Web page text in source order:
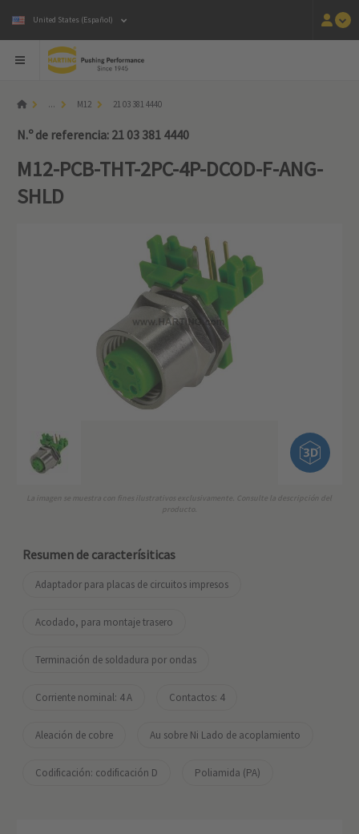
United States (Español)
... M12 21 03 381 4440
N.º de referencia: 21 03 381 4440
M12-PCB-THT-2PC-4P-DCOD-F-ANG-
SHLD
La imagen se muestra con fines ilustrativos exclusivamente. Consulte la descripción del
producto.
Resumen de caracterísiticas
Adaptador para placas de circuitos impresos
Acodado, para montaje trasero
Terminación de soldadura por ondas
Corriente nominal: ‌4 A Contactos: 4
Aleación de cobre Au sobre Ni Lado de acoplamiento
Codificación: codificación D Poliamida (PA)